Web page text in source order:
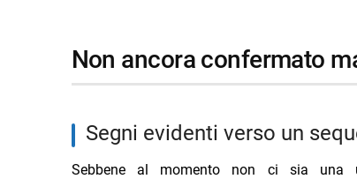
non ancora confermato
segni evidenti verso un
Sebbene al momento non ci sia una